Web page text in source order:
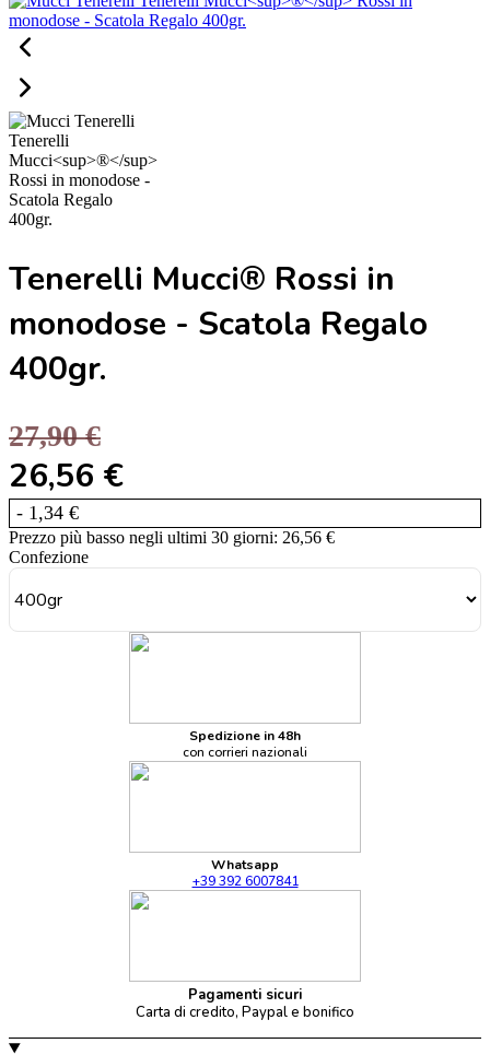
Tenerelli Mucci® Rossi in
monodose - Scatola Regalo
400gr.
27,90 €
26,56 €
- 1,34 €
Prezzo più basso negli ultimi 30 giorni: 26,56 €
Confezione
Spedizione in 48h
con corrieri nazionali
Whatsapp
+39 392 6007841
Pagamenti sicuri
Carta di credito, Paypal e bonifico